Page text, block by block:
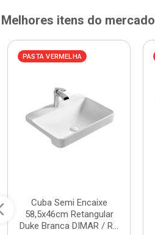
Melhores itens do mercado
PASTA VERMELHA
Cuba Semi Encaixe
58,5x46cm Retangular
Duke Branca DIMAR / R...